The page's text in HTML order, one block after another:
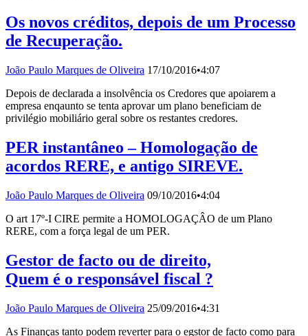
Os novos créditos, depois de um Processo
de Recuperação.
João Paulo Marques de Oliveira 17/10/2016•4:07
Depois de declarada a insolvência os Credores que apoiarem a
empresa enqaunto se tenta aprovar um plano beneficiam de
privilégio mobiliário geral sobre os restantes credores.
PER instantâneo – Homologação de
acordos RERE, e antigo SIREVE.
João Paulo Marques de Oliveira 09/10/2016•4:04
O art 17º-I CIRE permite a HOMOLOGAÇÂO de um Plano
RERE, com a força legal de um PER.
Gestor de facto ou de direito,
Quem é o responsável fiscal ?
João Paulo Marques de Oliveira 25/09/2016•4:31
As Finanças tanto podem reverter para o egstor de facto como para